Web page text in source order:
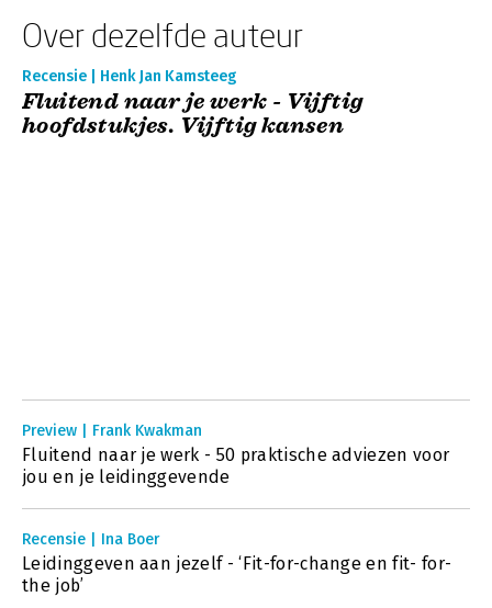
Over dezelfde auteur
Recensie | Henk Jan Kamsteeg
Fluitend naar je werk - Vijftig
hoofdstukjes. Vijftig kansen
Preview | Frank Kwakman
Fluitend naar je werk - 50 praktische adviezen voor
jou en je leidinggevende
Recensie | Ina Boer
Leidinggeven aan jezelf - ‘Fit-for-change en fit- for-
the job’